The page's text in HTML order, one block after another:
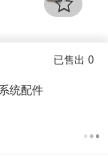
已售出 0
统配件